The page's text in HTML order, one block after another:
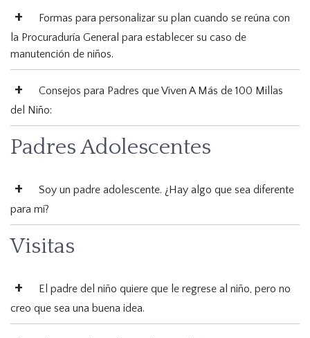
Formas para personalizar su plan cuando se reúna con
la Procuraduría General para establecer su caso de
manutención de niños.
Consejos para Padres que Viven A Más de 100 Millas
del Niño:
Padres Adolescentes
Soy un padre adolescente. ¿Hay algo que sea diferente
para mí?
Visitas
El padre del niño quiere que le regrese al niño, pero no
creo que sea una buena idea.